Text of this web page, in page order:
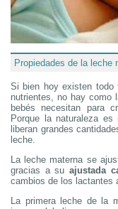
Propiedades de la leche
Si bien hoy existen todo
nutrientes, no hay como
bebés necesitan para
Porque la naturaleza
liberan grandes
leche.
La leche materna se
gracias a su ajustada
cambios de los lactantes
La primera leche de la